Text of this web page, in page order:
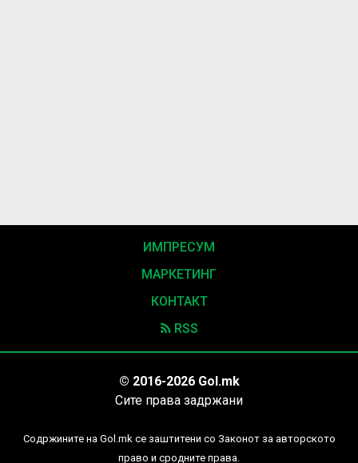
ИМПРЕСУМ
МАРКЕТИНГ
КОНТАКТ
RSS
© 2016-2026 Gol.mk
Сите права задржани
Содржините на Gol.mk се заштитени со Законот за авторското
право и сродните права.